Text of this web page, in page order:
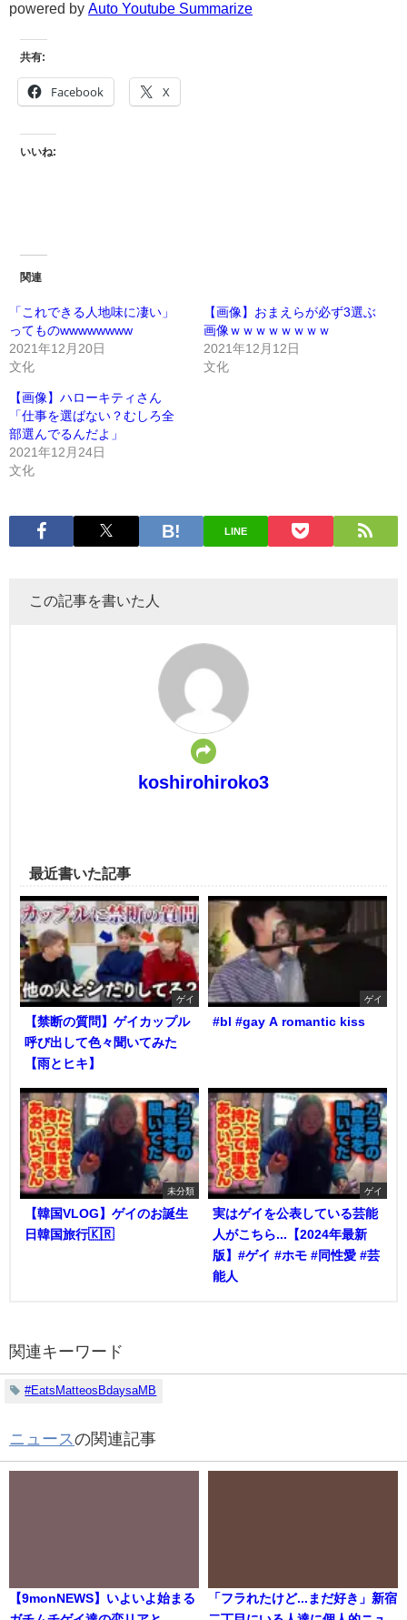
powered by Auto Youtube Summarize
共有:
Facebook X
いいね:
関連
「これできる人地味に凄い」
ってものwwwwwwww
2021年12月20日
文化
【画像】おまえらが必ず3選ぶ
画像ｗｗｗｗｗｗｗｗ
2021年12月12日
文化
【画像】ハローキティさん
「仕事を選ばない？むしろ全
部選んでるんだよ」
2021年12月24日
文化
LINE
この記事を書いた人
koshirohiroko3
最近書いた記事
ゲイ
【禁断の質問】ゲイカップル
呼び出して色々聞いてみた
【雨とヒキ】
ゲイ
#bl #gay A romantic kiss
未分類
【韓国VLOG】ゲイのお誕生
日韓国旅行🇰🇷
ゲイ
実はゲイを公表している芸能
人がこちら...【2024年最新
版】#ゲイ #ホモ #同性愛 #芸
能人
関連キーワード
#EatsMatteosBdaysaMB
ニュースの関連記事
【9monNEWS】いよいよ始まる
「フラれたけど...まだ好き」新宿